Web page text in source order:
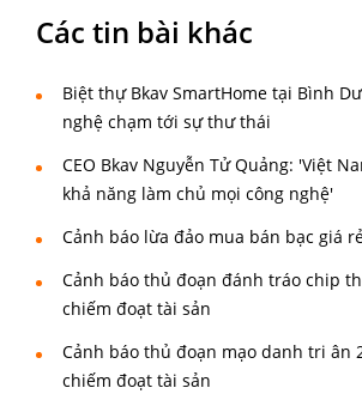
Các tin bài khác
Biệt thự Bkav SmartHome tại Bình
nghệ chạm tới sự thư thái
CEO Bkav Nguyễn Tử Quảng: 'Việt
khả năng làm chủ mọi công nghệ'
Cảnh báo lừa đảo mua bán bạc giá
Cảnh báo thủ đoạn đánh tráo chip
chiếm đoạt tài sản
Cảnh báo thủ đoạn mạo danh tri ân
chiếm đoạt tài sản